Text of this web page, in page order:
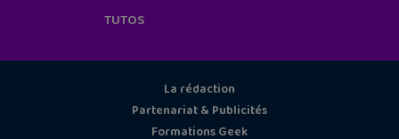
TUTOS
La rédaction
Partenariat & Publicités
Formations Geek